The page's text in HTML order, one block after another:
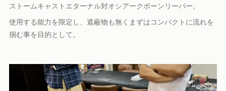
ストームキャストエターナル対オシアークボーンリーパー。
使用する能力を限定し、遮蔽物も無くまずはコンパクトに流れを
掴む事を目的として。